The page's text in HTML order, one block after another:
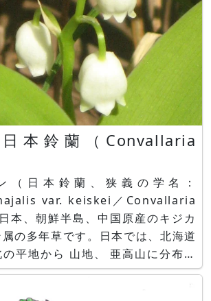
本鈴蘭（Convallaria
（日本鈴蘭、狭義の学名：
var. keiskei／Convallaria
本、朝鮮半島、中国原産のキジカ
の多年草です。日本では、北海道
平地から 山地、 亜高山に分布し
来種があり、北海道を代表する花